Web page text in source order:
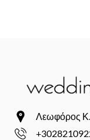
Λεωφόρος